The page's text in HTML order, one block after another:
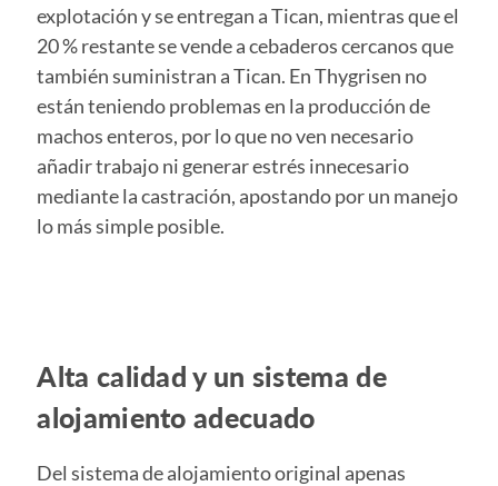
explotación y se entregan a Tican, mientras que el
20 % restante se vende a cebaderos cercanos que
también suministran a Tican. En Thygrisen no
están teniendo problemas en la producción de
machos enteros, por lo que no ven necesario
añadir trabajo ni generar estrés innecesario
mediante la castración, apostando por un manejo
lo más simple posible.
Alta calidad y un sistema de
alojamiento adecuado
Del sistema de alojamiento original apenas